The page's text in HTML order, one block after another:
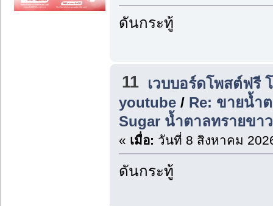
ดันกระทู้
11 เวบบอร์ดโพสต์ฟรี
youtube/ Re: ขายน้ำ
Sugar น้ำตาลทรายขา
« เมื่อ: วันที่ 8 สิงหาคม
ดันกระทู้